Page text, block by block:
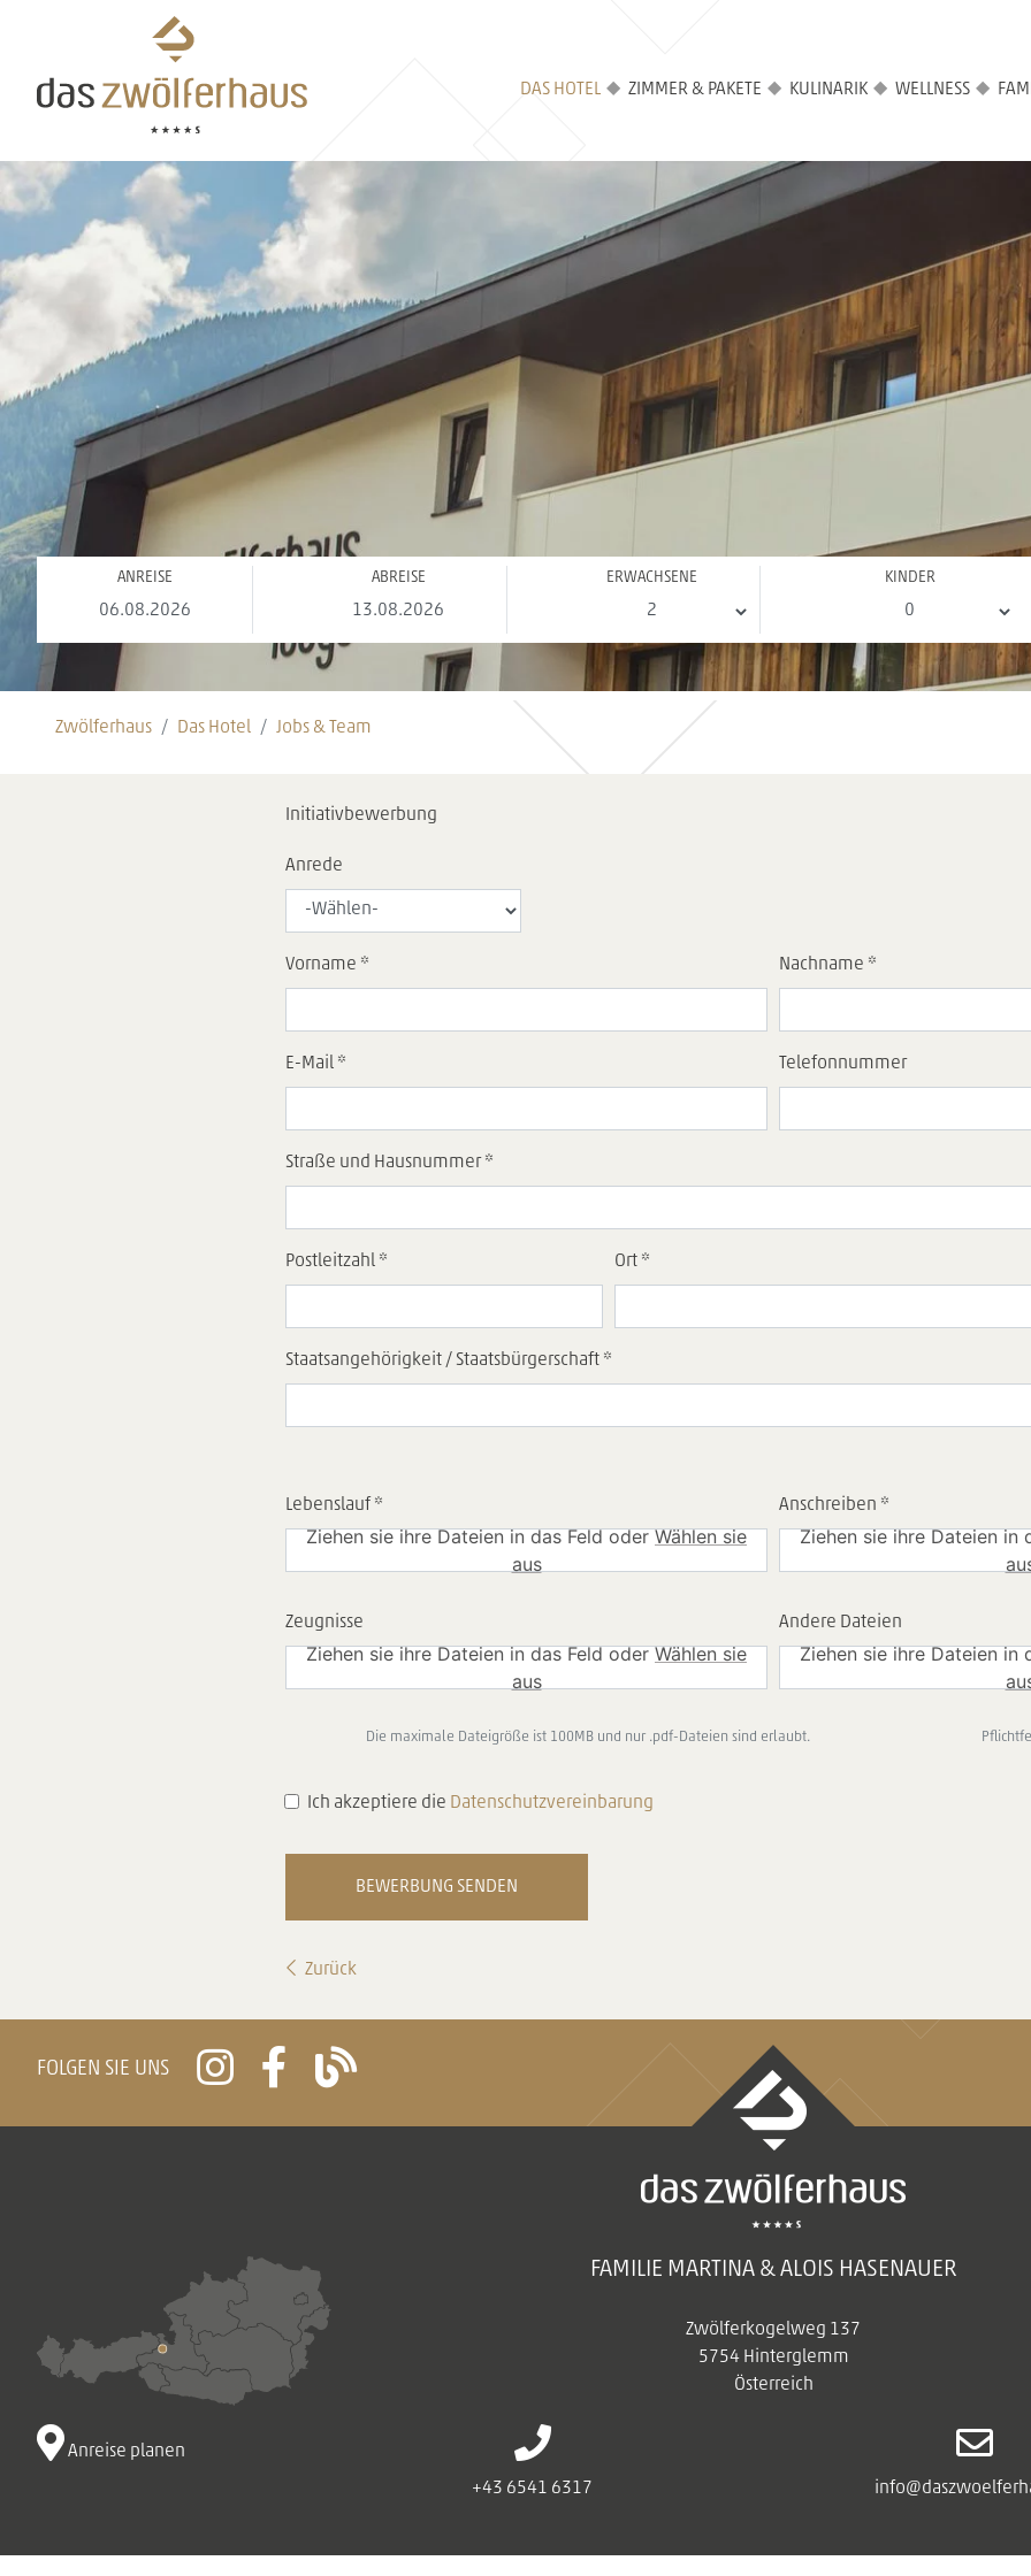
DAS HOTEL ZIMMER & PAKETE KULINARIK WELLNESS
ANREISE ABREISE ERWACHSENE KINDER
Zwölferhaus Das Hotel Jobs & Team
Initiativbewerbung
Anrede
Vorname * Nachname *
E-Mail * Telefonnummer
Straße und Hausnummer *
Postleitzahl * Ort *
Staatsangehörigkeit / Staatsbürgerschaft *
Lebenslauf *
Ziehen sie ihre Dateien in das Feld oderWählen sie
aus
Anschreiben *
Ziehen sie ihre Dateien in
Zeugnisse
Ziehen sie ihre Dateien in das Feld oderWählen sie
aus
Andere Dateien
Ziehen sie ihre Dateien in
Die maximale Dateigröße ist 100MB und nur .pdf-Dateien sind erlaubt.
Ich akzeptiere die Datenschutzvereinbarung
Zurück
FOLGEN SIE UNS
Anreise planen
FAMILIE MARTINA & ALOIS HASENAUER
Zwölferkogelweg 137
5754 Hinterglemm
Österreich
+43 6541 6317